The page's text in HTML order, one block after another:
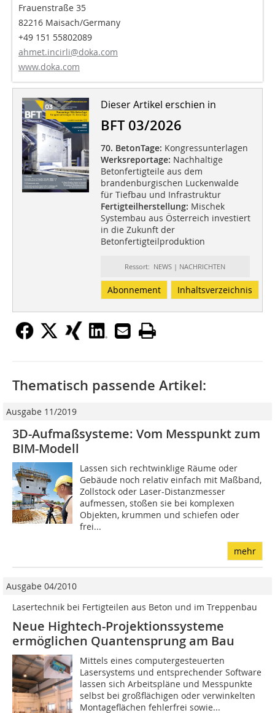
Frauenstraße 35
82216 Maisach/Germany
+49 151 55802089
ahmet.incirli@doka.com
www.doka.com
Dieser Artikel erschien in
BFT 03/2026
70. BetonTage: Kongressunterlagen
Werksreportage: Nachhaltige
Betonfertigteile aus dem
brandenburgischen Luckenwalde
für Tiefbau und Infrastruktur
Fertigteilherstellung: Mischek
Systembau aus Österreich investiert
in die Zukunft der
Betonfertigteilproduktion
Ressort: NEWS | NACHRICHTEN
Abonnement Inhaltsverzeichnis
Thematisch passende Artikel:
Ausgabe 11/2019
3D-Aufmaßsysteme: Vom Messpunkt zum
BIM-Modell
Lassen sich rechtwinklige Räume oder
Gebäude noch relativ einfach mit Maßband,
Zollstock oder Laser-Distanzmesser
aufmessen, stoßen sie bei komplexen
Objekten, krummen und schiefen oder
frei...
mehr
Ausgabe 04/2010
Lasertechnik bei Fertigteilen aus Beton und im Treppenbau
Neue Hightech-Projektionssysteme
ermöglichen Quantensprung am Bau
Mittels eines computergesteuerten
Lasersystems und entsprechender Software
lassen sich Arbeitspläne und Messpunkte
selbst bei großflächigen oder verwinkelten
Mon­tageflächen fehlerfrei sowie...